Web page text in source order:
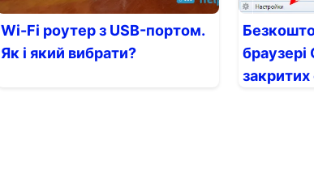
Wi-Fi роутер з USB-портом.
Як і який вибрати?
закритих